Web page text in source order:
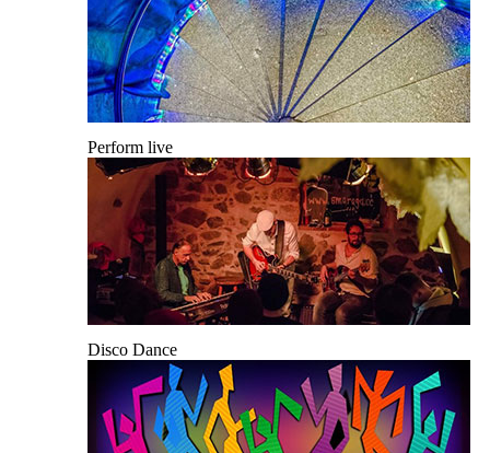
Perform live
Disco Dance